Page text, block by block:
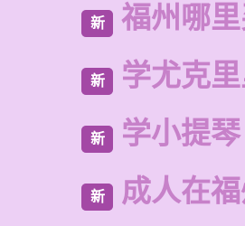
新 福州哪
新 学尤克
新 学小提
新 成人在